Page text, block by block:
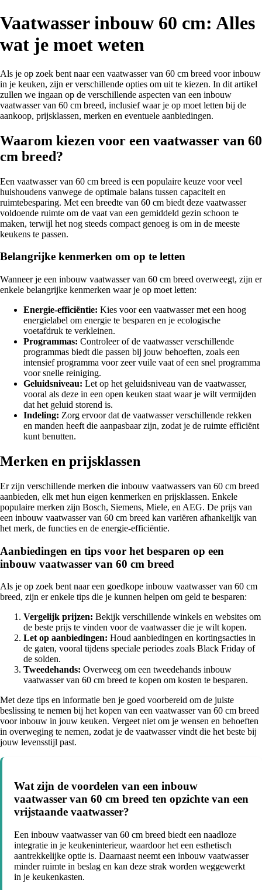
Vaatwasser inbouw 60 cm: Alles
wat je moet weten
Als je op zoek bent naar een vaatwasser van 60 cm breed voor inbouw
in je keuken, zijn er verschillende opties om uit te kiezen. In dit artikel
zullen we ingaan op de verschillende aspecten van een inbouw
vaatwasser van 60 cm breed, inclusief waar je op moet letten bij de
aankoop, prijsklassen, merken en eventuele aanbiedingen.
Waarom kiezen voor een vaatwasser van 60
cm breed?
Een vaatwasser van 60 cm breed is een populaire keuze voor veel
huishoudens vanwege de optimale balans tussen capaciteit en
ruimtebesparing. Met een breedte van 60 cm biedt deze vaatwasser
voldoende ruimte om de vaat van een gemiddeld gezin schoon te
maken, terwijl het nog steeds compact genoeg is om in de meeste
keukens te passen.
Belangrijke kenmerken om op te letten
Wanneer je een inbouw vaatwasser van 60 cm breed overweegt, zijn er
enkele belangrijke kenmerken waar je op moet letten:
Energie-efficiëntie: Kies voor een vaatwasser met een hoog
energielabel om energie te besparen en je ecologische
voetafdruk te verkleinen.
Programmas: Controleer of de vaatwasser verschillende
programmas biedt die passen bij jouw behoeften, zoals een
intensief programma voor zeer vuile vaat of een snel programma
voor snelle reiniging.
Geluidsniveau: Let op het geluidsniveau van de vaatwasser,
vooral als deze in een open keuken staat waar je wilt vermijden
dat het geluid storend is.
Indeling: Zorg ervoor dat de vaatwasser verschillende rekken
en manden heeft die aanpasbaar zijn, zodat je de ruimte efficiënt
kunt benutten.
Merken en prijsklassen
Er zijn verschillende merken die inbouw vaatwassers van 60 cm breed
aanbieden, elk met hun eigen kenmerken en prijsklassen. Enkele
populaire merken zijn Bosch, Siemens, Miele, en AEG. De prijs van
een inbouw vaatwasser van 60 cm breed kan variëren afhankelijk van
het merk, de functies en de energie-efficiëntie.
Aanbiedingen en tips voor het besparen op een
inbouw vaatwasser van 60 cm breed
Als je op zoek bent naar een goedkope inbouw vaatwasser van 60 cm
breed, zijn er enkele tips die je kunnen helpen om geld te besparen:
Vergelijk prijzen: Bekijk verschillende winkels en websites om
de beste prijs te vinden voor de vaatwasser die je wilt kopen.
Let op aanbiedingen: Houd aanbiedingen en kortingsacties in
de gaten, vooral tijdens speciale periodes zoals Black Friday of
de solden.
Tweedehands: Overweeg om een tweedehands inbouw
vaatwasser van 60 cm breed te kopen om kosten te besparen.
Met deze tips en informatie ben je goed voorbereid om de juiste
beslissing te nemen bij het kopen van een vaatwasser van 60 cm breed
voor inbouw in jouw keuken. Vergeet niet om je wensen en behoeften
in overweging te nemen, zodat je de vaatwasser vindt die het beste bij
jouw levensstijl past.
Wat zijn de voordelen van een inbouw
vaatwasser van 60 cm breed ten opzichte van een
vrijstaande vaatwasser?
Een inbouw vaatwasser van 60 cm breed biedt een naadloze
integratie in je keukeninterieur, waardoor het een esthetisch
aantrekkelijke optie is. Daarnaast neemt een inbouw vaatwasser
minder ruimte in beslag en kan deze strak worden weggewerkt
in je keukenkasten.